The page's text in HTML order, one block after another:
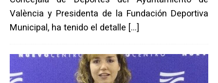
València y Presidenta de la Fundación Deportiva
Municipal, ha tenido el detalle […]